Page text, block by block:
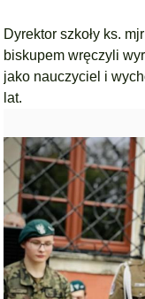
Dyrektor szkoły ks.
biskupem wręczyli
jako nauczyciel i
lat.